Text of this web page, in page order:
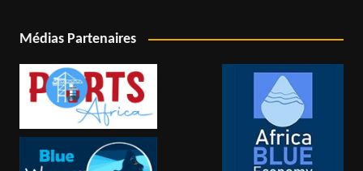
Médias Partenaires